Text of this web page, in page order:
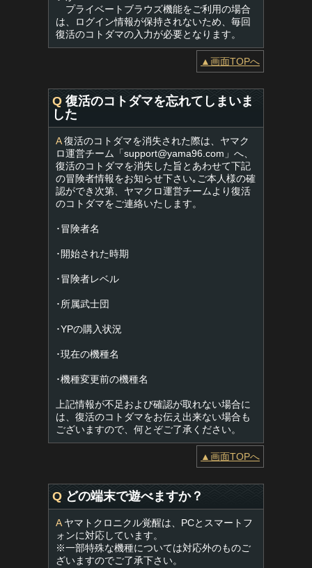
プライベートブラウズ機能をご利用の場合
は、ログイン情報が保持されないため、毎回
復活のコトダマの入力が必要となります。
▲画面TOPへ
Q 復活のコトダマを忘れてしまいま
した
A復活のコトダマを消失された際は、ヤマク
ロ運営チーム「support@yama96.com 」へ、
復活のコトダマを消失した旨とあわせて下記
の冒険者情報をお知らせ下さい｡ご本人様の確
認ができ次第、ヤマクロ運営チームより復活
のコトダマをご連絡いたします。
･冒険者名
･開始された時期
･冒険者レベル
･所属武士団
･YPの購入状況
･現在の機種名
･機種変更前の機種名
上記情報が不足および確認が取れない場合に
は、復活のコトダマをお伝え出来ない場合も
ございますので、何とぞご了承ください。
▲画面TOPへ
Q どの端末で遊べますか？
Aヤマトクロニクル覚醒は、PCとスマートフ
ォンに対応しています。
※一部特殊な機種については対応外のものご
ざいますのでご了承下さい。